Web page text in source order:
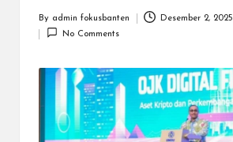
by
By admin fokusbanten
Desember 2, 2025
No Comments